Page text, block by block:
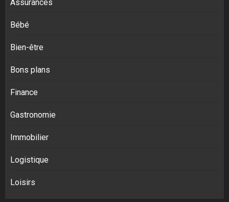
Assurances
Bébé
Bien-être
Bons plans
Finance
Gastronomie
Immobilier
Logistique
Loisirs